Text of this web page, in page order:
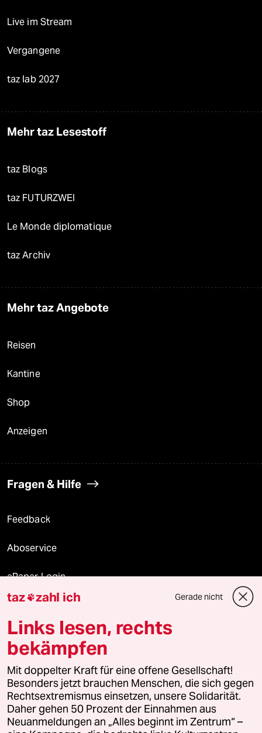
Live im Stream
Vergangene
taz lab 2027
Mehr taz Lesestoff
taz Blogs
taz FUTURZWEI
Le Monde diplomatique
taz Archiv
Mehr taz Angebote
Reisen
Kantine
Shop
Anzeigen
Fragen & Hilfe
Feedback
Aboservice
ePaper Login
Downloads für Abonnierende
© 2026 taz Verlags und Vertriebs GmbH
Alle Rechte vorbehalten. Bei rechtlichen Fragen oder für Genehmigungen
wenden Sie sich bitte an
lizenzen@taz.de
Feedback Redaktionsstatut Kommune-Richtlinien
taz zahl ich Gerade nicht
Links lesen, rechts
bekämpfen
Mit doppelter Kraft für eine offene Gesellschaft!
Besonders jetzt brauchen Menschen, die sich gegen
Rechtsextremismus einsetzen, unsere Solidarität.
Daher gehen 50 Prozent der Einnahmen aus
Neuanmeldungen an „Alles beginnt im Zentrum“ –